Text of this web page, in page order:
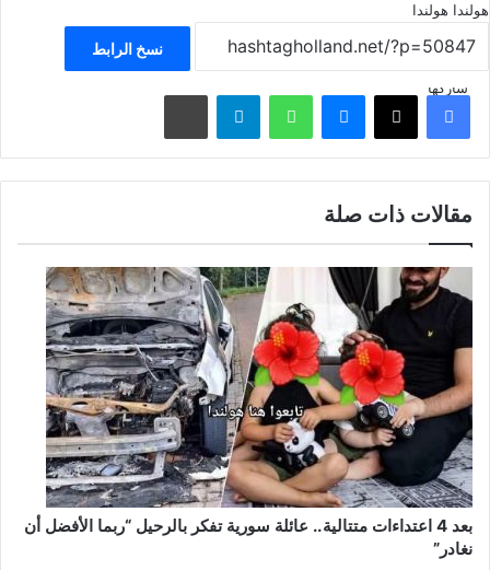
هولندا هولندا
نسخ الرابط
شاركهافيسبوك ‫X ماسنجر واتساب تيلقرام مشاركة عبر البريد
مقالات ذات صلة
بعد 4 اعتداءات متتالية.. عائلة سورية تفكر بالرحيل “ربما الأفضل أن
نغادر”